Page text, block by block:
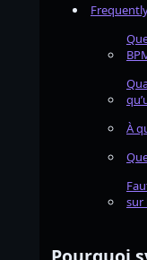
À
sur